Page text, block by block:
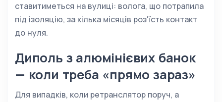
ставитиметься на вулиці: волога, що потрапила
під ізоляцію, за кілька місяців роз'їсть контакт
до нуля.
Диполь з алюмінієвих банок
— коли треба «прямо зараз»
Для випадків, коли ретранслятор поруч, а